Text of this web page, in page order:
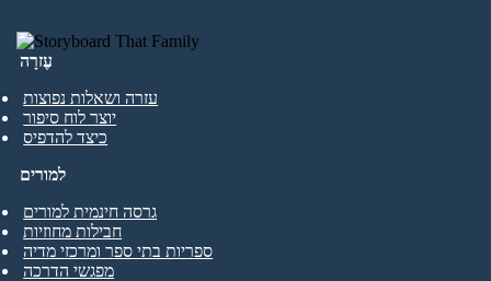
עֶזרָה
עזרה ושאלות נפוצות
יוצר לוח סיפור
כיצד להדפיס
למורים
גרסה חינמית למורים
חבילות מחוזיות
ספריות בתי ספר ומרכזי מדיה
מפגשי הדרכה